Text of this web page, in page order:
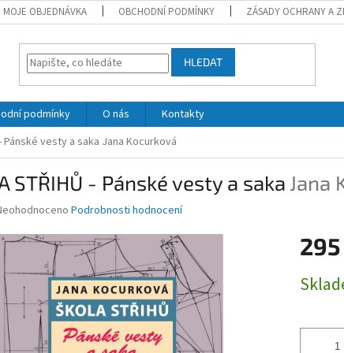
MOJE OBJEDNÁVKA OBCHODNÍ PODMÍNKY ZÁSADY OCHRANY A
HLEDAT
podmínky O nás
Kontakty
Pánské vesty a saka Jana Kocurková
STŘIHŮ - Pánské vesty a saka Jana
0,0
hvězdiček.
Podrobnosti hodnocení
cena: